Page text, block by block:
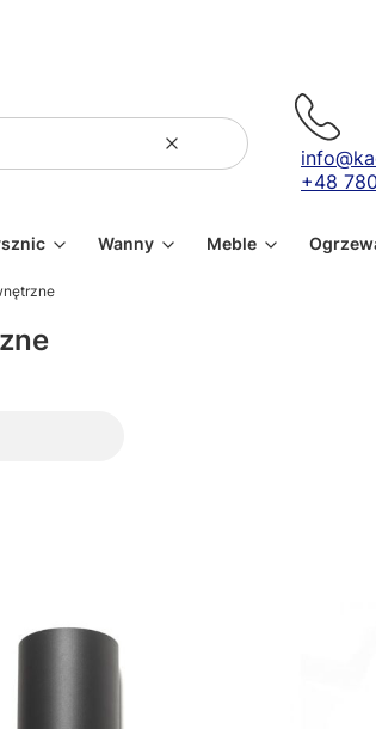
WyczyśćSzukaj
+48
Wanny Meble